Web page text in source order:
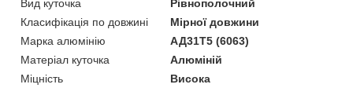
Вид куточка
Рівнополочний
Класифікація по довжині
Мірної довжини
Марка алюмінію
АД31Т5 (6063)
Матеріал куточка
Алюміній
Міцність
Висока